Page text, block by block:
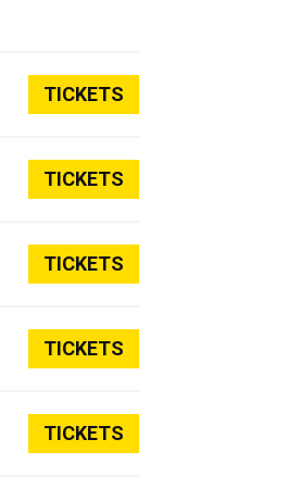
TICKETS
TICKETS
TICKETS
TICKETS
TICKETS